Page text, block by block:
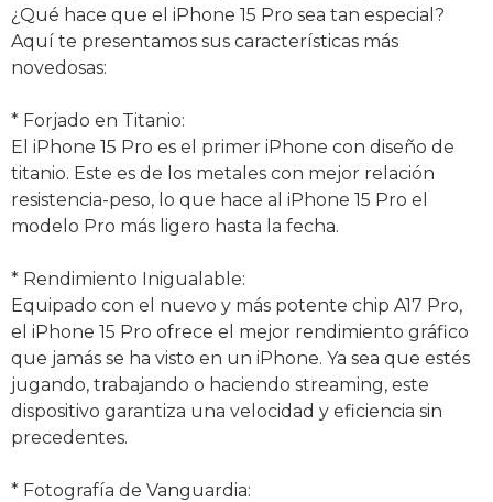
¿Qué hace que el iPhone 15 Pro sea tan especial?
Aquí te presentamos sus características más
novedosas:
* Forjado en Titanio:
El iPhone 15 Pro es el primer iPhone con diseño de
titanio. Este es de los metales con mejor relación
resistencia-peso, lo que hace al iPhone 15 Pro el
modelo Pro más ligero hasta la fecha.
* Rendimiento Inigualable:
Equipado con el nuevo y más potente chip A17 Pro,
el iPhone 15 Pro ofrece el mejor rendimiento gráfico
que jamás se ha visto en un iPhone. Ya sea que estés
jugando, trabajando o haciendo streaming, este
dispositivo garantiza una velocidad y eficiencia sin
precedentes.
* Fotografía de Vanguardia: